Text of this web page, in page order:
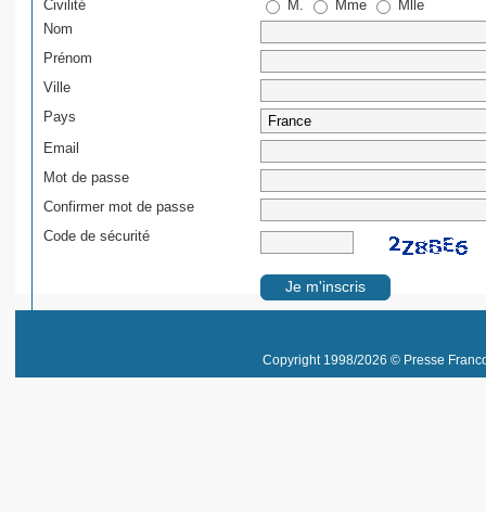
Civilité M. Mme
Mlle
Nom
Prénom
Ville
Pays
Email
Mot de passe
Confirmer mot de passe
Code de sécurité
Copyright 1998/2026 © Presse